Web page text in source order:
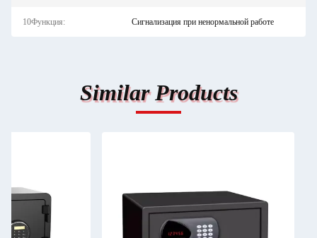
10Функция: Сигнализация при ненормальной работе
Similar Products